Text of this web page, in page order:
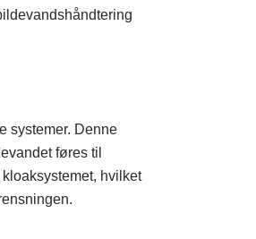
systemer. Denne
føres til
hvilket